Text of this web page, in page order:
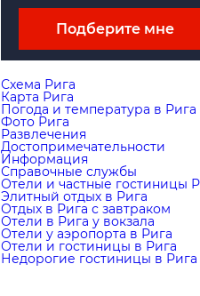
Подберите мне
Схема Рига
Карта Рига
Погода и температура в Рига
Фото Рига
Развлечения
Достопримечательности
Информация
Справочные службы
Отели и частные гостиницы
Элитный отдых в Рига
Отдых в Рига с завтраком
Отели в Рига у вокзала
Отели у аэропорта в Рига
Отели и гостиницы в Рига
Недорогие гостиницы в Рига